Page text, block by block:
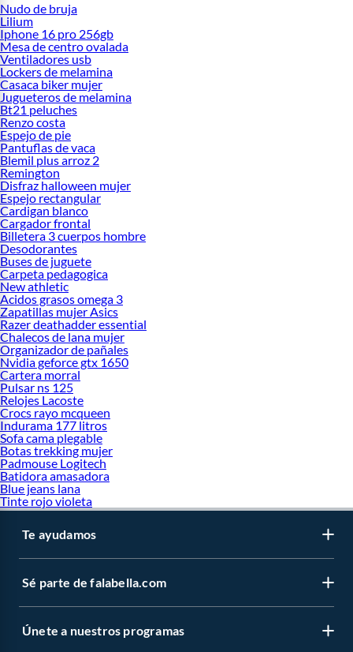
Nudo de bruja
Lilium
Iphone 16 pro 256gb
Mesa de centro ovalada
Ventiladores usb
Lockers de melamina
Casaca biker mujer
Jugueteros de melamina
Bt21 peluches
Renzo costa
Espejo de pie
Pantuflas de vaca
Blemil plus arroz 2
Remington
Disfraz halloween mujer
Espejo rectangular
Cardigan blanco
Cargador frontal
Billetera 3 cuerpos hombre
Desodorantes
Buses de juguete
Carpeta pedagogica
New athletic
Acidos grasos omega 3
Zapatillas mujer Asics
Razer deathadder essential
Chalecos de lana mujer
Organizador de pañales
Nvidia geforce gtx 1650
Cartera morral
Pulsar ns 125
Relojes Lacoste
Crocs rayo mcqueen
Indurama 177 litros
Sofa cama plegable
Botas trekking mujer
Padmouse Logitech
Batidora amasadora
Blue jeans lana
Tinte rojo violeta
Te ayudamos
Sé parte de falabella.com
Únete a nuestros programas